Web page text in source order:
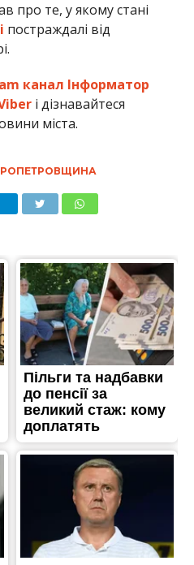
про те, у якому стані
постраждалі від
канал Інформатор
і дізнавайтеся
міста.